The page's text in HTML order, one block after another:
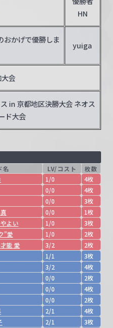
HN
おかげで優勝しま
yuiga
会
in 京都地区決勝大会 ネオス
ド大会
名 LV/コスト
枚数
1/0
4枚
0/0
4枚
0/0
3枚
0/0
1枚
よい 1/0
3枚
”愛 1/0
2枚
能 愛 3/2
2枚
1/1
3枚
3/2
4枚
0/0
2枚
0/0
4枚
0/0
2枚
2/1
4枚
2/1
3枚